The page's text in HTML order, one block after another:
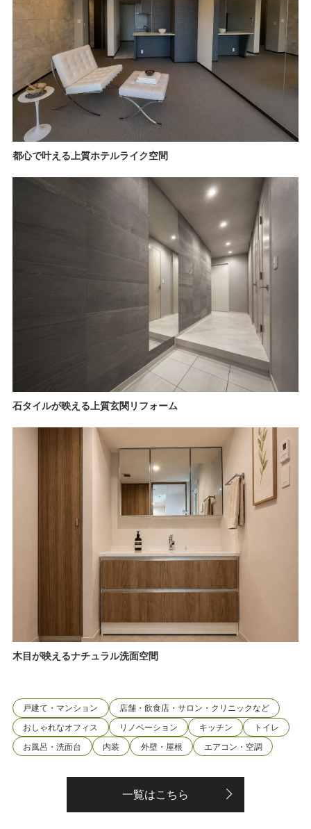
都心で叶える上質ホテルライク空間
石タイルが映える上質玄関リフォーム
木目が映えるナチュラル洗面空間
戸建て・マンション
店舗・飲食店・サロン・クリニックなど
おしゃれなオフィス
リノベーション キッチン
トイレ
お風呂・洗面台
内装 外壁・屋根 エアコン・空調
一覧はこちら